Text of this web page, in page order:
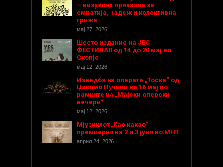
– визуелна приказна за
емпатија, надеж и колективна
грижа
мај 27, 2026
Шесто издание на ЈЕС
ФЕСТИВАЛ од 14 до 20 мај во
Скопје
мај 12, 2026
Изведба на операта „Тоска“ од
Џакомо Пучини на 16 мај во
рамките на „Мајски оперски
вечери“
мај 12, 2026
Мјузиклот „Као какао“
премиерно на 2 и 3 јуни во МНТ
април 24, 2026